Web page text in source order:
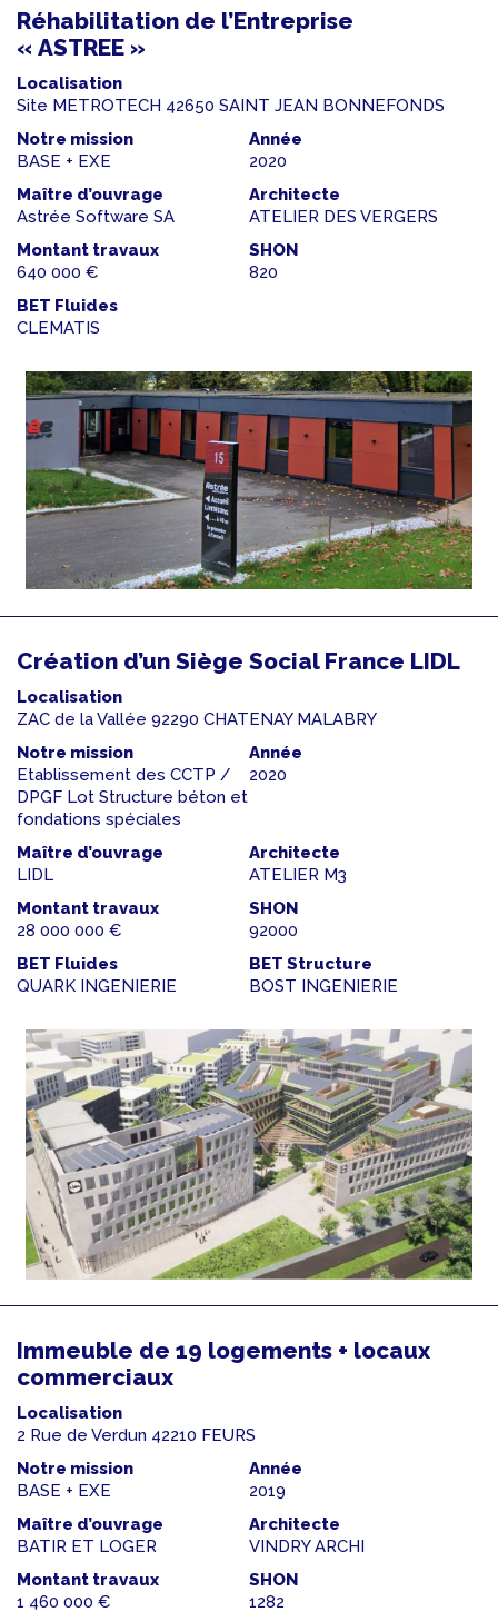
Réhabilitation de l’Entreprise
« ASTREE »
Localisation
Site METROTECH 42650 SAINT JEAN BONNEFONDS
Notre mission
BASE + EXE
Année
2020
Maître d’ouvrage
Astrée Software SA
Architecte
ATELIER DES VERGERS
Montant travaux
640 000 €
SHON
820
BET Fluides
CLEMATIS
Création d’un Siège Social France LIDL
Localisation
ZAC de la Vallée 92290 CHATENAY MALABRY
Notre mission
Etablissement des CCTP /
DPGF Lot Structure béton et
fondations spéciales
Année
2020
Maître d’ouvrage
LIDL
Architecte
ATELIER M3
Montant travaux
28 000 000 €
SHON
92000
BET Fluides
QUARK INGENIERIE
BET Structure
BOST INGENIERIE
Immeuble de 19 logements + locaux
commerciaux
Localisation
2 Rue de Verdun 42210 FEURS
Notre mission
BASE + EXE
Année
2019
Maître d’ouvrage
BATIR ET LOGER
Architecte
VINDRY ARCHI
Montant travaux
1 460 000 €
SHON
1282